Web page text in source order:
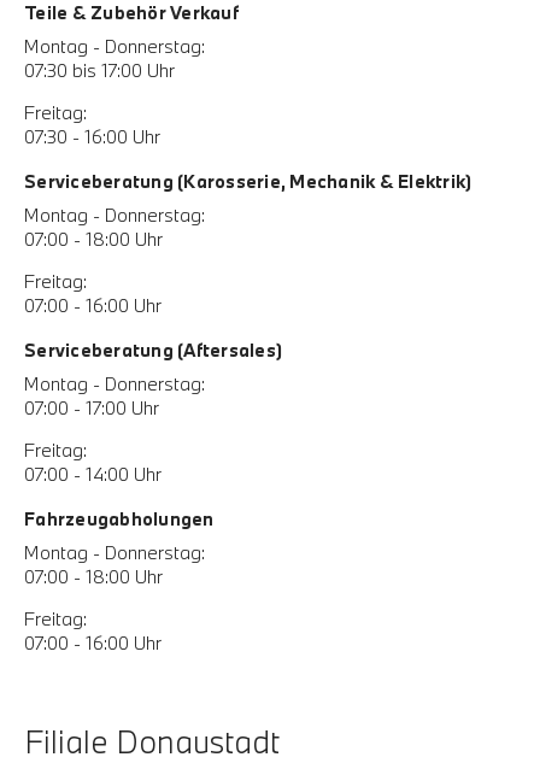
Teile & Zubehör Verkauf
Montag - Donnerstag:
07:30 bis 17:00 Uhr
Freitag:
07:30 - 16:00 Uhr
Serviceberatung (Karosserie, Mechanik & Elektrik)
Montag - Donnerstag:
07:00 - 18:00 Uhr
Freitag:
07:00 - 16:00 Uhr
Serviceberatung (Aftersales)
Montag - Donnerstag:
07:00 - 17:00 Uhr
Freitag:
07:00 - 14:00 Uhr
Fahrzeugabholungen
Montag - Donnerstag:
07:00 - 18:00 Uhr
Freitag:
07:00 - 16:00 Uhr
Filiale Donaustadt